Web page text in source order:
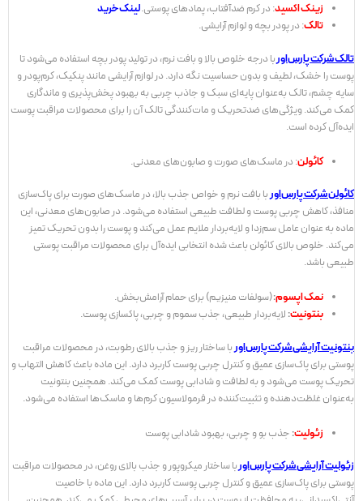
زینک اکسید: در کرم ضدآفتاب، پمادهای پوستی.لینک خرید
تالک: در پودر بچه و لوازم آرایشی.
تالک شرکت پارس‌اوربا درجه خلوص بالا و بافت نرم، در تولید پودر بچه استفاده می‌شود تا
پوست را خشک، لطیف و بدون حساسیت نگه دارد. در لوازم آرایشی مانند پنکیک، کرم‌پودر و
سایه چشم، تالک به‌عنوان پایه‌ای سبک و جاذب چربی به بهبود پخش‌پذیری و ماندگاری
کمک می‌کند. ویژگی‌های ضد‌تحریک و مات‌کنندگی تالک آن را برای محصولات مراقبت پوست
ایده‌آل کرده است.
کائولن: در ماسک‌های صورت و صابون‌های معدنی.
کائولن شرکت پارس‌اوربا بافت نرم و خواص جذب بالا، در ماسک‌های صورت برای پاک‌سازی
منافذ، کاهش چربی پوست و لطافت طبیعی استفاده می‌شود. در صابون‌های معدنی، این
ماده به عنوان عامل سم‌زدا و لایه‌بردار ملایم عمل می‌کند و پوست را بدون تحریک تمیز
می‌کند. خلوص بالای کائولن باعث شده انتخابی ایده‌آل برای محصولات مراقبت پوستی
طبیعی باشد.
نمک اپسوم:(سولفات منیزیم) برای حمام آرامش‌بخش.
بنتونیت: لایه‌بردار طبیعی، جذب سموم و چربی، پاکسازی پوست.
بنتونیت آرایشی شرکت پارس‌اور با ساختار ریز و جذب بالای رطوبت، در محصولات مراقبت
پوستی برای پاک‌سازی عمیق و کنترل چربی پوست کاربرد دارد. این ماده باعث کاهش التهاب و
تحریک پوست می‌شود و به لطافت و شادابی پوست کمک می‌کند. همچنین بنتونیت
به‌عنوان غلظت‌دهنده و تثبیت‌کننده در فرمولاسیون کرم‌ها و ماسک‌ها استفاده می‌شود.
زئولیت: جذب بو و چربی، بهبود شادابی پوست
زئولیت آرایشی شرکت پارس‌اوربا ساختار میکروپور و جذب بالای روغن، در محصولات مراقبت
پوستی برای پاک‌سازی عمیق و کنترل چربی پوست کاربرد دارد. این ماده با خاصیت